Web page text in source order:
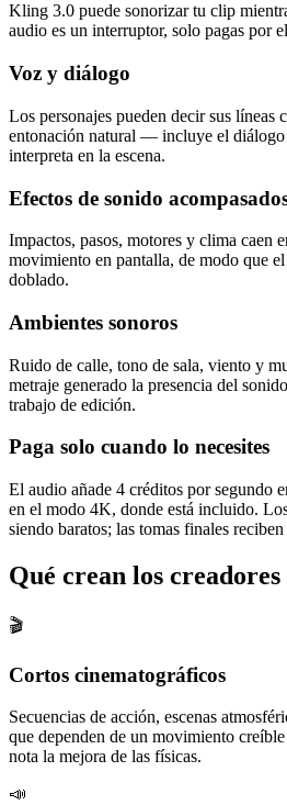
Kling 3.0 puede sonorizar tu clip
audio es un interruptor, solo pagas por
Voz y diálogo
Los personajes pueden decir sus líneas
entonación natural — incluye el
interpreta en la escena.
Efectos de sonido
Impactos, pasos, motores y clima caen
movimiento en pantalla, de modo que
doblado.
Ambientes sonoros
Ruido de calle, tono de sala, viento y
metraje generado la presencia del
trabajo de edición.
Paga solo cuando lo necesites
El audio añade 4 créditos por segundo
en el modo 4K, donde está incluido.
siendo baratos; las tomas finales
Qué crean los
🎬
Cortos cinematográficos
Secuencias de acción, escenas
que dependen de un movimiento
nota la mejora de las físicas.
📣